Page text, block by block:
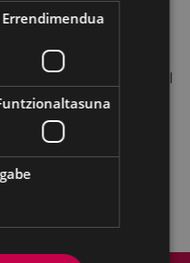
artistikoko
osatzea,
maila eta musika
etorkizun profesional
LEHIAKETA
Errendimendua